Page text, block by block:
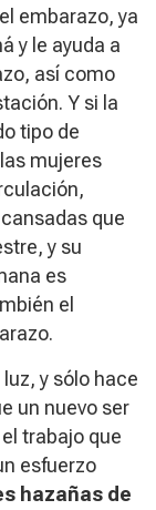
embarazo, ya
y le ayuda a
así como
Y si la
tipo de
mujeres
que
y su
es
el
y sólo hace
un nuevo ser
trabajo que
esfuerzo
hazañas de